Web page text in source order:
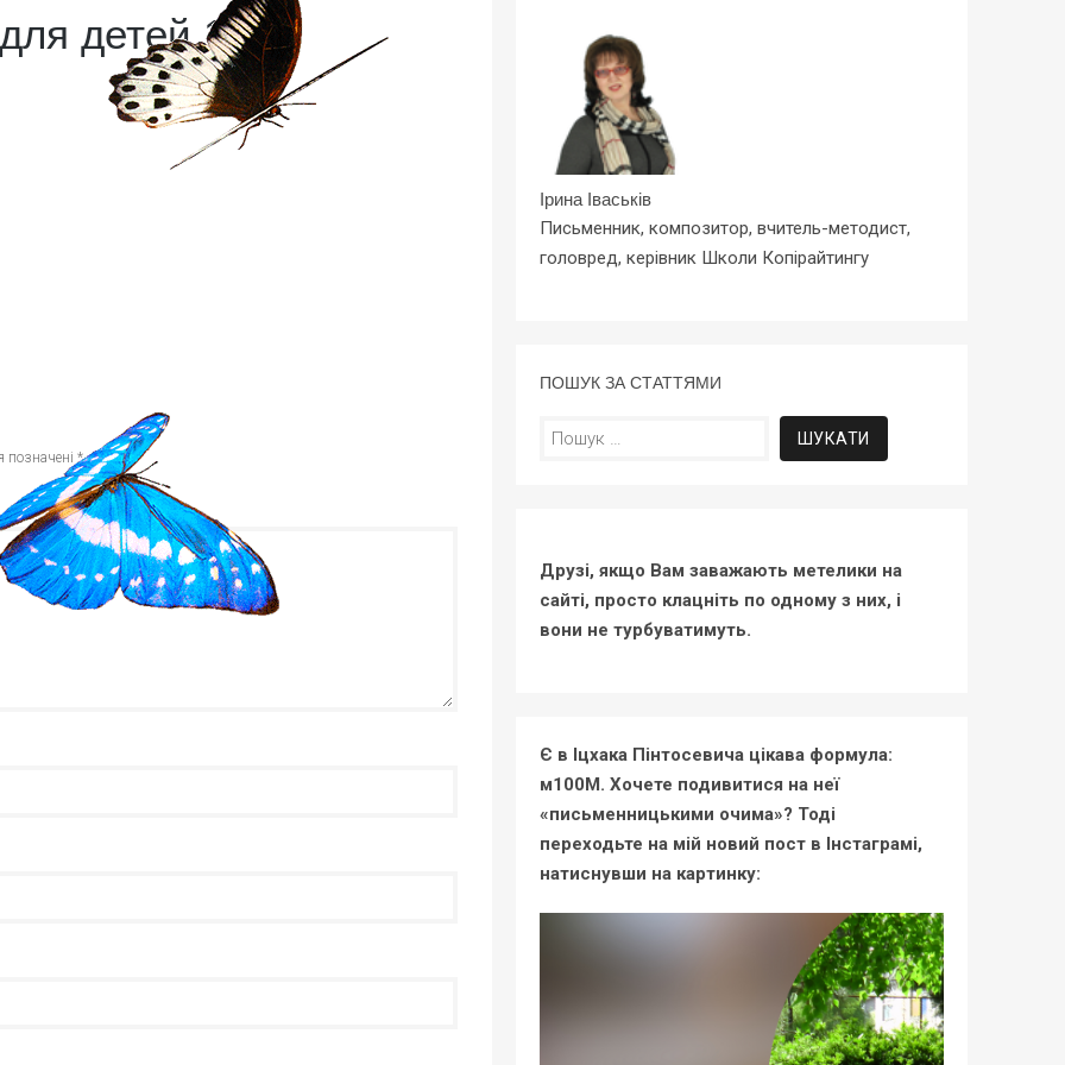
детей 10
позначені *
Ірина Іваськів
Письменник, композитор, вчитель-методист,
головред, керівник Школи Копірайтингу
ПОШУК ЗА СТАТТЯМИ
Пошук:
Друзі, якщо Вам заважають метелики на
сайті, просто клацніть по одному з них, і
вони не турбуватимуть.
Є в Іцхака Пінтосевича цікава формула:
м100М. Хочете подивитися на неї
«письменницькими очима»? Тоді
переходьте на мій новий пост в Інстаграмі,
натиснувши на картинку: